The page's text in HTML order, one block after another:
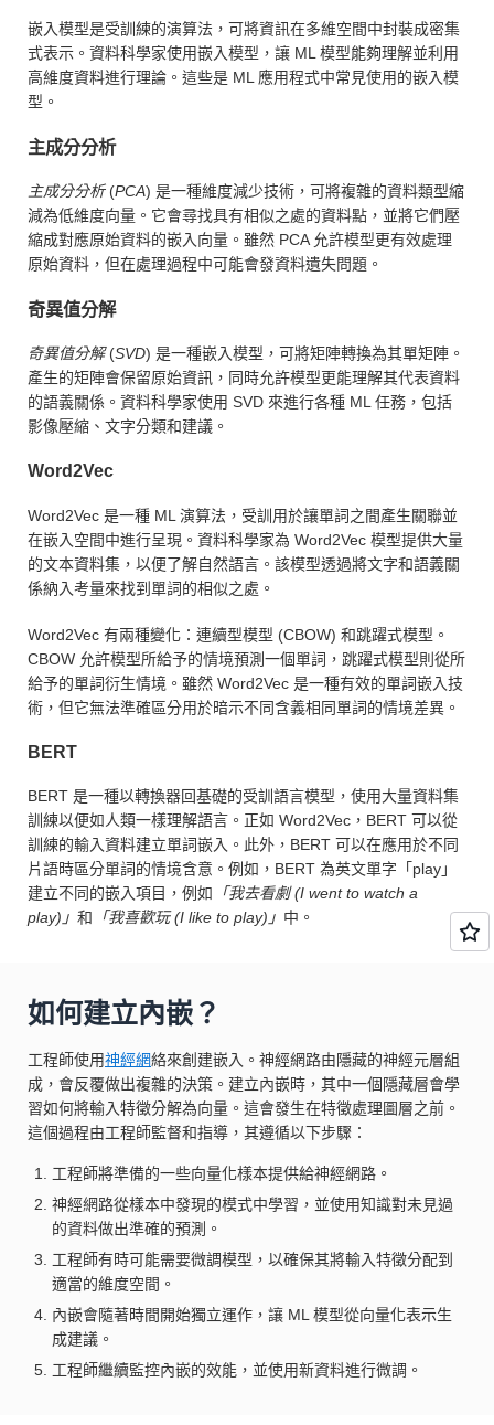
嵌入模型是受訓練的演算法，可將資訊在多維空間中封裝成密集
式表示。資料科學家使用嵌入模型，讓 ML 模型能夠理解並利用
高維度資料進行理論。這些是 ML 應用程式中常見使用的嵌入模
型。
主成分分析
主成分分析(PCA) 是一種維度減少技術，可將複雜的資料類型縮
減為低維度向量。它會尋找具有相似之處的資料點，並將它們壓
縮成對應原始資料的嵌入向量。雖然 PCA 允許模型更有效處理
原始資料，但在處理過程中可能會發資料遺失問題。
奇異值分解
奇異值分解(SVD) 是一種嵌入模型，可將矩陣轉換為其單矩陣。
產生的矩陣會保留原始資訊，同時允許模型更能理解其代表資料
的語義關係。資料科學家使用 SVD 來進行各種 ML 任務，包括
影像壓縮、文字分類和建議。
Word2Vec
Word2Vec 是一種 ML 演算法，受訓用於讓單詞之間產生關聯並
在嵌入空間中進行呈現。資料科學家為 Word2Vec 模型提供大量
的文本資料集，以便了解自然語言。該模型透過將文字和語義關
係納入考量來找到單詞的相似之處。
Word2Vec 有兩種變化：連續型模型 (CBOW) 和跳躍式模型。
CBOW 允許模型所給予的情境預測一個單詞，跳躍式模型則從所
給予的單詞衍生情境。雖然 Word2Vec 是一種有效的單詞嵌入技
術，但它無法準確區分用於暗示不同含義相同單詞的情境差異。
BERT
BERT 是一種以轉換器回基礎的受訓語言模型，使用大量資料集
訓練以便如人類一樣理解語言。正如 Word2Vec，BERT 可以從
訓練的輸入資料建立單詞嵌入。此外，BERT 可以在應用於不同
片語時區分單詞的情境含意。例如，BERT 為英文單字「play」
建立不同的嵌入項目，例如 「我去看劇 (I went to watch a
play)」 和 「我喜歡玩 (I like to play)」 中。
如何建立內嵌？
工程師使用神經網絡來創建嵌入。神經網路由隱藏的神經元層組
成，會反覆做出複雜的決策。建立內嵌時，其中一個隱藏層會學
習如何將輸入特徵分解為向量。這會發生在特徵處理圖層之前。
這個過程由工程師監督和指導，其遵循以下步驟：
工程師將準備的一些向量化樣本提供給神經網路。
神經網路從樣本中發現的模式中學習，並使用知識對未見過
的資料做出準確的預測。
工程師有時可能需要微調模型，以確保其將輸入特徵分配到
適當的維度空間。
內嵌會隨著時間開始獨立運作，讓 ML 模型從向量化表示生
成建議。
工程師繼續監控內嵌的效能，並使用新資料進行微調。